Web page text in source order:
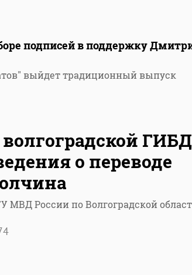
подписей в поддержку
выйдет традиционный выпуск
о переводе
МВД России по Волгоградской